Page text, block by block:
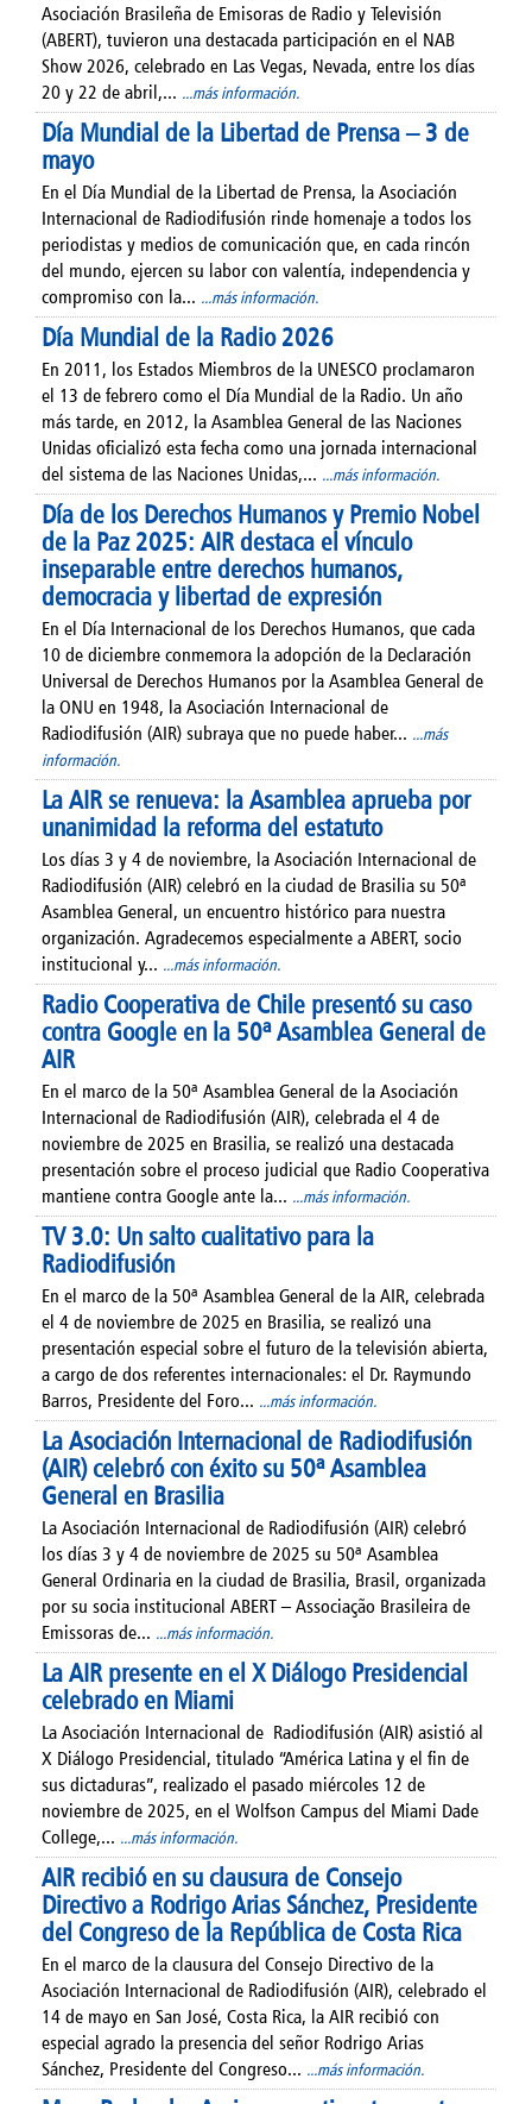
Asociación Brasileña de Emisoras de Radio y Televisión
(ABERT), tuvieron una destacada participación en el NAB
Show 2026, celebrado en Las Vegas, Nevada, entre los días
20 y 22 de abril,... ...más información.
Día Mundial de la Libertad de Prensa – 3 de
mayo
En el Día Mundial de la Libertad de Prensa, la Asociación
Internacional de Radiodifusión rinde homenaje a todos los
periodistas y medios de comunicación que, en cada rincón
del mundo, ejercen su labor con valentía, independencia y
compromiso con la... ...más información.
Día Mundial de la Radio 2026
En 2011, los Estados Miembros de la UNESCO proclamaron
el 13 de febrero como el Día Mundial de la Radio. Un año
más tarde, en 2012, la Asamblea General de las Naciones
Unidas oficializó esta fecha como una jornada internacional
del sistema de las Naciones Unidas,... ...más información.
Día de los Derechos Humanos y Premio Nobel
de la Paz 2025: AIR destaca el vínculo
inseparable entre derechos humanos,
democracia y libertad de expresión
En el Día Internacional de los Derechos Humanos, que cada
10 de diciembre conmemora la adopción de la Declaración
Universal de Derechos Humanos por la Asamblea General de
la ONU en 1948, la Asociación Internacional de
Radiodifusión (AIR) subraya que no puede haber... ...más
información.
La AIR se renueva: la Asamblea aprueba por
unanimidad la reforma del estatuto
Los días 3 y 4 de noviembre, la Asociación Internacional de
Radiodifusión (AIR) celebró en la ciudad de Brasilia su 50ª
Asamblea General, un encuentro histórico para nuestra
organización. Agradecemos especialmente a ABERT, socio
institucional y... ...más información.
Radio Cooperativa de Chile presentó su caso
contra Google en la 50ª Asamblea General de
AIR
En el marco de la 50ª Asamblea General de la Asociación
Internacional de Radiodifusión (AIR), celebrada el 4 de
noviembre de 2025 en Brasilia, se realizó una destacada
presentación sobre el proceso judicial que Radio Cooperativa
mantiene contra Google ante la... ...más información.
TV 3.0: Un salto cualitativo para la
Radiodifusión
En el marco de la 50ª Asamblea General de la AIR, celebrada
el 4 de noviembre de 2025 en Brasilia, se realizó una
presentación especial sobre el futuro de la televisión abierta,
a cargo de dos referentes internacionales: el Dr. Raymundo
Barros, Presidente del Foro... ...más información.
La Asociación Internacional de Radiodifusión
(AIR) celebró con éxito su 50ª Asamblea
General en Brasilia
La Asociación Internacional de Radiodifusión (AIR) celebró
los días 3 y 4 de noviembre de 2025 su 50ª Asamblea
General Ordinaria en la ciudad de Brasilia, Brasil, organizada
por su socia institucional ABERT – Associação Brasileira de
Emissoras de... ...más información.
La AIR presente en el X Diálogo Presidencial
celebrado en Miami
La Asociación Internacional de Radiodifusión (AIR) asistió al
X Diálogo Presidencial, titulado “América Latina y el fin de
sus dictaduras”, realizado el pasado miércoles 12 de
noviembre de 2025, en el Wolfson Campus del Miami Dade
College,... ...más información.
AIR recibió en su clausura de Consejo
Directivo a Rodrigo Arias Sánchez, Presidente
del Congreso de la República de Costa Rica
En el marco de la clausura del Consejo Directivo de la
Asociación Internacional de Radiodifusión (AIR), celebrado el
14 de mayo en San José, Costa Rica, la AIR recibió con
especial agrado la presencia del señor Rodrigo Arias
Sánchez, Presidente del Congreso... ...más información.